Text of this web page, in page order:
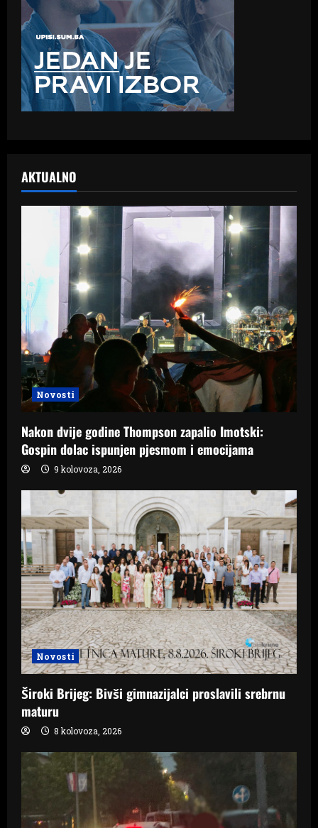
AKTUALNO
Novosti
Nakon dvije godine Thompson zapalio Imotski:
Gospin dolac ispunjen pjesmom i emocijama
9 kolovoza, 2026
Novosti
Široki Brijeg: Bivši gimnazijalci proslavili srebrnu
maturu
8 kolovoza, 2026